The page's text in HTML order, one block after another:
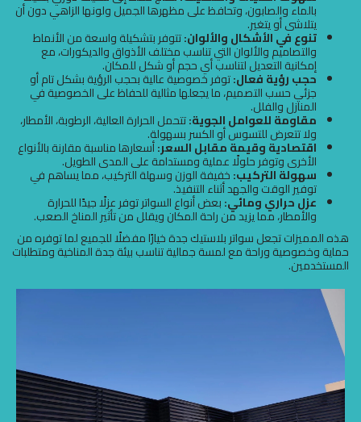
بالماء والصابون، وتحافظ على مظهرها الجميل ولونها الزاهي دون أن
يتلاشى أو يتغير.
تنوع في الأشكال والألوان:تتوفر بتشكيلة واسعة من الأنماط
والتصاميم والألوان التي تناسب مختلف الأذواق والديكورات، مع
إمكانية التعديل لتناسب أي حجم أو شكل للمكان.
حجب رؤية فعال:توفر خصوصية عالية بحجب الرؤية بشكل تام أو
جزئي حسب التصميم، ما يجعلها مثالية للحفاظ على الخصوصية في
المنازل والفلل.
مقاومة للعوامل الجوية:تتحمل الحرارة العالية، الرطوبة، الأمطار،
ولا تتعرض للتسوس أو الكسر بسهولة.
اقتصادية وقيمة مقابل السعر:أسعارها مناسبة مقارنة بالأنواع
الأخرى وتوفر حلولًا عملية ومستدامة على المدى الطويل.
سهولة التركيب:خفيفة الوزن وسهلة التركيب، مما يساهم في
توفير الوقت والجهد أثناء التنفيذ.
عزل حراري ومائي:بعض أنواع السواتر توفر عزلًا جيدًا للحرارة
والأمطار، مما يزيد من راحة المكان ويقلل من تأثير المناخ الصعب.
هذه المميزات تجعل سواتر بلاستيك جدة خيارًا مفضلًا للجميع لما توفره من
حماية وخصوصية وراحة مع لمسة جمالية تناسب بيئة جدة المناخية ومتطلبات
المستخدمين.